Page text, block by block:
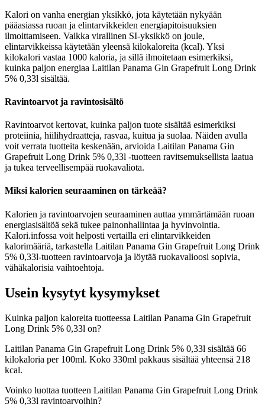
Kalori on vanha energian yksikkö, jota käytetään nykyään
pääasiassa ruoan ja elintarvikkeiden energiapitoisuuksien
ilmoittamiseen. Vaikka virallinen SI-yksikkö on joule,
elintarvikkeissa käytetään yleensä kilokaloreita (kcal). Yksi
kilokalori vastaa 1000 kaloria, ja sillä ilmoitetaan esimerkiksi,
kuinka paljon energiaa Laitilan Panama Gin Grapefruit Long Drink
5% 0,33l sisältää.
Ravintoarvot ja ravintosisältö
Ravintoarvot kertovat, kuinka paljon tuote sisältää esimerkiksi
proteiinia, hiilihydraatteja, rasvaa, kuitua ja suolaa. Näiden avulla
voit verrata tuotteita keskenään, arvioida Laitilan Panama Gin
Grapefruit Long Drink 5% 0,33l -tuotteen ravitsemuksellista laatua
ja tukea terveellisempää ruokavaliota.
Miksi kalorien seuraaminen on tärkeää?
Kalorien ja ravintoarvojen seuraaminen auttaa ymmärtämään ruoan
energiasisältöä sekä tukee painonhallintaa ja hyvinvointia.
Kalori.infossa voit helposti vertailla eri elintarvikkeiden
kalorimääriä, tarkastella Laitilan Panama Gin Grapefruit Long Drink
5% 0,33l-tuotteen ravintoarvoja ja löytää ruokavalioosi sopivia,
vähäkalorisia vaihtoehtoja.
Usein kysytyt kysymykset
Kuinka paljon kaloreita tuotteessa Laitilan Panama Gin Grapefruit
Long Drink 5% 0,33l on?
Laitilan Panama Gin Grapefruit Long Drink 5% 0,33l sisältää 66
kilokaloria per 100ml. Koko 330ml pakkaus sisältää yhteensä 218
kcal.
Voinko luottaa tuotteen Laitilan Panama Gin Grapefruit Long Drink
5% 0,33l ravintoarvoihin?